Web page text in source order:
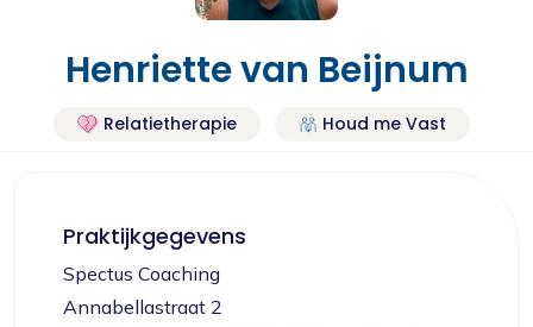
Henriette van Beijnum
Relatietherapie Houd me Vast
Praktijkgegevens
Spectus Coaching
Annabellastraat 2